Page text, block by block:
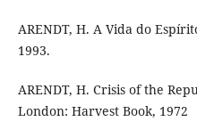
ARENDT, H. A Vida do
1993.
ARENDT, H. Crisis of the
London: Harvest Book, 1972